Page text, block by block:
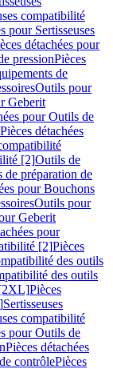
compatibilité
pour Sertisseuses
détachées pour
pressionPièces
de
Outils pour
Geberit
pour Outils de
Pièces détachées
[2]Outils de
de préparation de
pour Bouchons
Outils pour
Geberit
pour
[2]Pièces
des outils
des outils
[2XL]Pièces
Sertisseuses
compatibilité
pour Outils de
Pièces détachées
contrôlePièces